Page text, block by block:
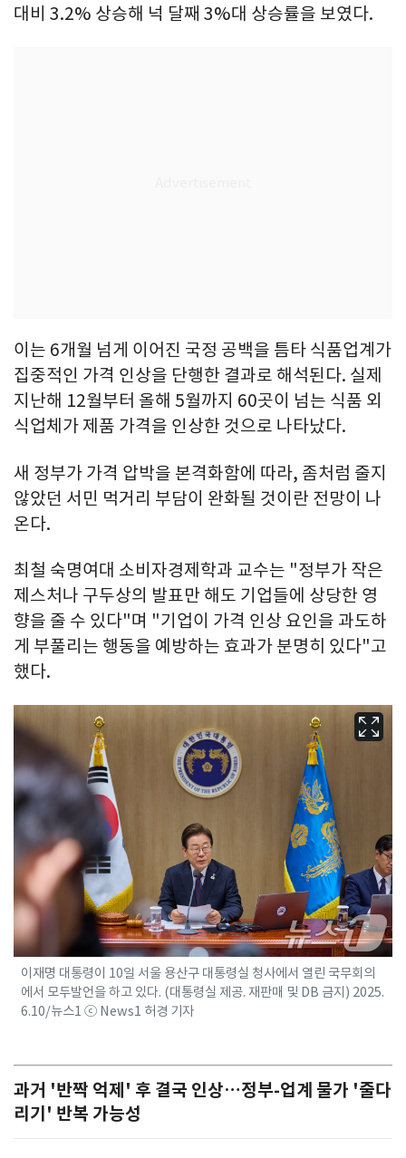
대비 3.2% 상승해 넉 달째 3%대 상승률을 보였다.
이는 6개월 넘게 이어진 국정 공백을 틈타 식품업계가
집중적인 가격 인상을 단행한 결과로 해석된다. 실제
지난해 12월부터 올해 5월까지 60곳이 넘는 식품 외
식업체가 제품 가격을 인상한 것으로 나타났다.
새 정부가 가격 압박을 본격화함에 따라, 좀처럼 줄지
않았던 서민 먹거리 부담이 완화될 것이란 전망이 나
온다.
최철 숙명여대 소비자경제학과 교수는 "정부가 작은
제스처나 구두상의 발표만 해도 기업들에 상당한 영
향을 줄 수 있다"며 "기업이 가격 인상 요인을 과도하
게 부풀리는 행동을 예방하는 효과가 분명히 있다"고
했다.
이재명 대통령이 10일 서울 용산구 대통령실 청사에서 열린 국무회의
에서 모두발언을 하고 있다. (대통령실 제공. 재판매 및 DB 금지) 2025.
6.10/뉴스1 ⓒ News1 허경 기자
과거 '반짝 억제' 후 결국 인상…정부-업계 물가 '줄다
리기' 반복 가능성